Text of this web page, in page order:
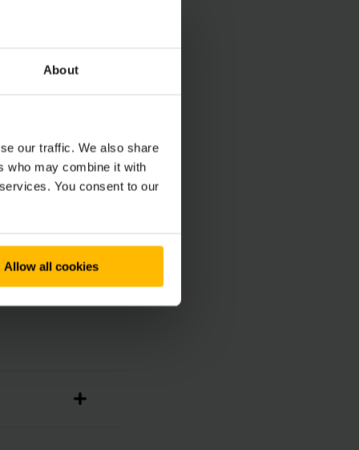
About
our traffic. We also share
who may combine it with
You consent to our
Allow all cookies